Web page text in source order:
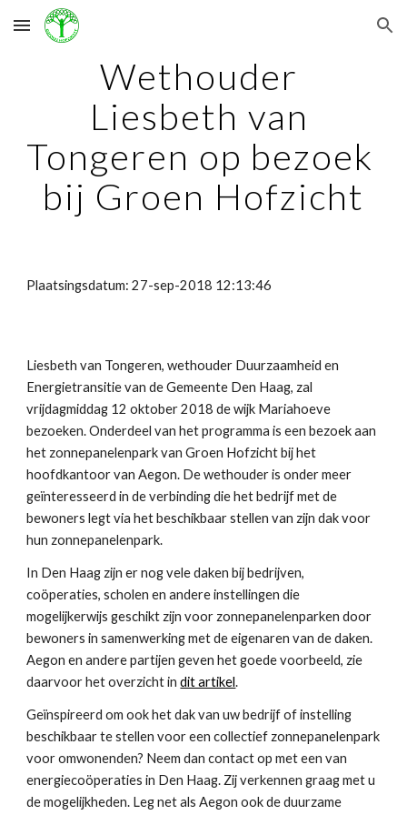
Skip to main content Skip to navigation
Wethouder
Liesbeth van
Tongeren op bezoek
bij Groen Hofzicht
Plaatsingsdatum: 27-sep-2018 12:13:46
Liesbeth van Tongeren, wethouder Duurzaamheid en
Energietransitie van de Gemeente Den Haag​, zal
vrijdagmiddag 12 oktober 2018 de wijk Mariahoeve
bezoeken. Onderdeel van het programma is een bezoek aan
het zonnepanelenpark van Groen Hofzicht bij het
hoofdkantoor van Aegon. De wethouder is onder meer
geïnteresseerd in de verbinding die het bedrijf met de
bewoners legt via het beschikbaar stellen van zijn dak voor
hun zonnepanelenpark.
In Den Haag zijn er nog vele daken bij bedrijven,
coöperaties, scholen en andere instellingen die
mogelijkerwijs geschikt zijn voor zonnepanelenparken door
bewoners in samenwerking met de eigenaren van de daken.
Aegon en andere partijen geven het goede voorbeeld, zie
daarvoor het overzicht in dit artikel.
Geïnspireerd om ook het dak van uw bedrijf of instelling
beschikbaar te stellen voor een collectief zonnepanelenpark
voor omwonenden? Neem dan contact op met een van
energiecoöperaties in Den Haag. Zij verkennen graag met u
de mogelijkheden. Leg net als Aegon ook de duurzame